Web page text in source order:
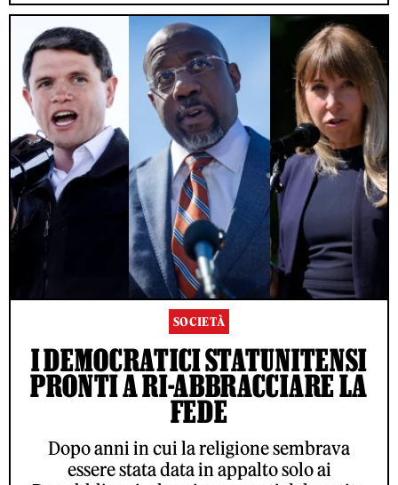
SOCIETÀ
I DEMOCRATICI STATUNITENSI
PRONTI A RI-ABBRACCIARE LA
FEDE
Dopo anni in cui la religione sembrava
essere stata data in appalto solo ai